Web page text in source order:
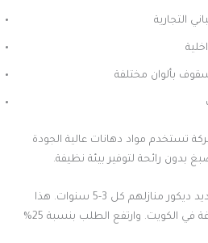
التجارية
بألوان مختلفة
تستخدم مواد دهانات عالية الجودة
بدون رائحة لتوفير بيئة نظيفة.
كثير من الكويتيين يفضلون تجديد ديكور منازلهم كل 3-5 سنوات. هذا
يزيد الطلب على خدمات الصباغة في الكويت. وارتفع الطلب بنسبة 25%